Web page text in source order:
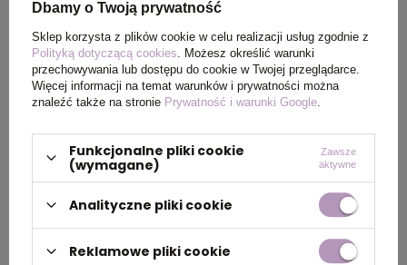
Wymiary
produktu
15 x Ø 37 cm
PAKOWANIE
Ilość szt. w
kartonie
wewnętrznym
25
Dbamy o Twoją prywatność
Sklep korzysta z plików cookie w celu realizacji usług zgodnie z
Polityką dotyczącą cookies . Możesz określić warunki
przechowywania lub dostępu do cookie w Twojej przeglądarce.
Więcej informacji na temat warunków i prywatności można
znaleźć także na stronie Prywatność i warunki Google
Funkcjonalne pliki cookie
(wymagane)
Zawsze
aktywne
Analityczne pliki cookie
Reklamowe pliki cookie